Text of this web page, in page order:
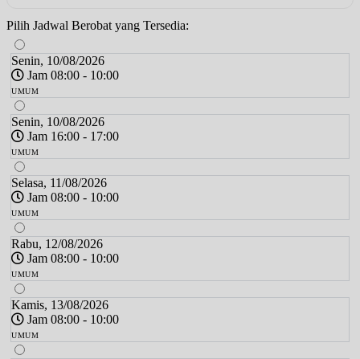
Pilih Jadwal Berobat yang Tersedia:
Senin, 10/08/2026
Jam 08:00 - 10:00
UMUM
Senin, 10/08/2026
Jam 16:00 - 17:00
UMUM
Selasa, 11/08/2026
Jam 08:00 - 10:00
UMUM
Rabu, 12/08/2026
Jam 08:00 - 10:00
UMUM
Kamis, 13/08/2026
Jam 08:00 - 10:00
UMUM